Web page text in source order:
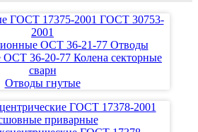
ГОСТ 17375-2001 ГОСТ 30753-
2001
ОСТ 36-21-77 Отводы
36-20-77 Колена секторные
сварн
Отводы гнутые
ГОСТ 17378-2001
приварные